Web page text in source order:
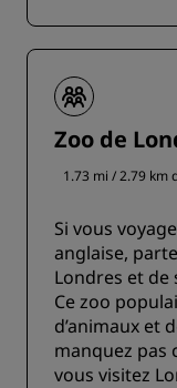
Zoo de
1.73 mi / 2.79 km
Si vous
anglaise,
Londres et de
Ce zoo
d’animaux et
manquez
vous visitez